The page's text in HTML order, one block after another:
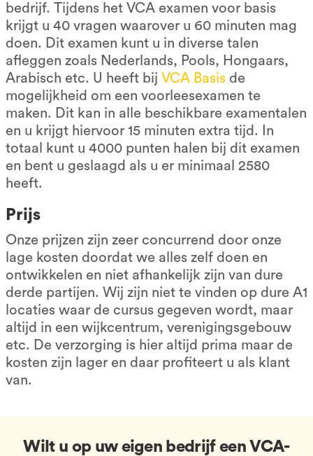
bedrijf. Tijdens het VCA examen voor basis
krijgt u 40 vragen waarover u 60 minuten mag
doen. Dit examen kunt u in diverse talen
afleggen zoals Nederlands, Pools, Hongaars,
Arabisch etc. U heeft bij VCA Basisde
mogelijkheid om een voorleesexamen te
maken. Dit kan in alle beschikbare examentalen
en u krijgt hiervoor 15 minuten extra tijd. In
totaal kunt u 4000 punten halen bij dit examen
en bent u geslaagd als u er minimaal 2580
heeft.
Prijs
Onze prijzen zijn zeer concurrend door onze
lage kosten doordat we alles zelf doen en
ontwikkelen en niet afhankelijk zijn van dure
derde partijen. Wij zijn niet te vinden op dure A1
locaties waar de cursus gegeven wordt, maar
altijd in een wijkcentrum, verenigingsgebouw
etc. De verzorging is hier altijd prima maar de
kosten zijn lager en daar profiteert u als klant
van.
Wilt u op uw eigen bedrijf een VCA-